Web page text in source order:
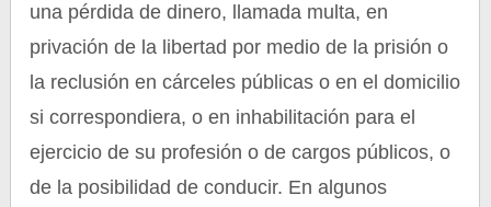
una pérdida de dinero, llamada multa, en
privación de la libertad por medio de la prisión o
la reclusión en cárceles públicas o en el domicilio
si correspondiera, o en inhabilitación para el
ejercicio de su profesión o de cargos públicos, o
de la posibilidad de conducir. En algunos